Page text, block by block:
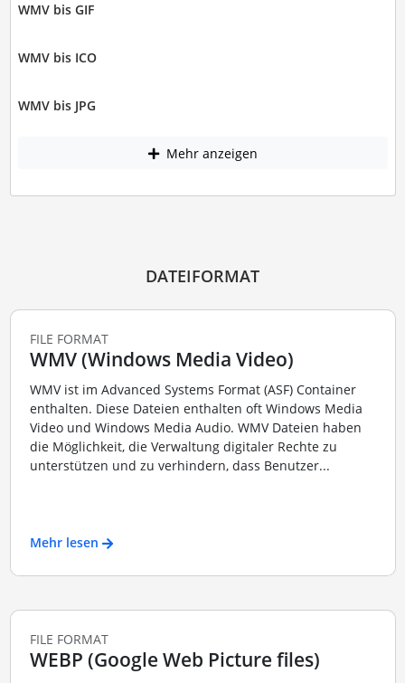
WMV bis GIF
WMV bis ICO
WMV bis JPG
Mehr anzeigen
DATEIFORMAT
FILE FORMAT
WMV (Windows Media Video)
WMV ist im Advanced Systems Format (ASF) Container
enthalten. Diese Dateien enthalten oft Windows Media
Video und Windows Media Audio. WMV Dateien haben
die Möglichkeit, die Verwaltung digitaler Rechte zu
unterstützen und zu verhindern, dass Benutzer...
Mehr lesen
FILE FORMAT
WEBP (Google Web Picture files)